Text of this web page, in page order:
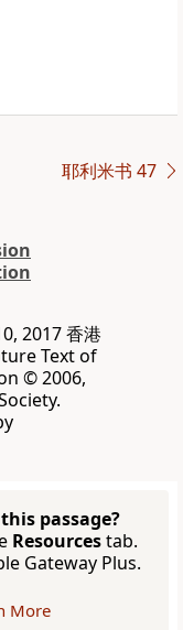
耶利米书 47
2017 香港
Text of
© 2006,
passage?
Resourcestab.
Gateway Plus.
More